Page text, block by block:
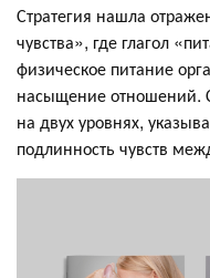
Стратегия нашла
чувства», где глагол
физическое питание
насыщение отношений.
на двух уровнях,
подлинность чувств